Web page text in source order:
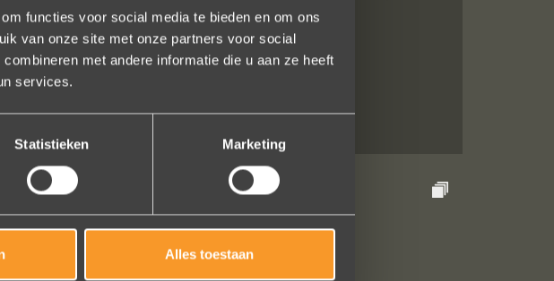
functies voor social media te bieden en om ons
van onze site met onze partners voor social
met andere informatie die u aan ze heeft
services.
Statistieken Marketing
Alles toestaan
voelde helemaal goed. Jouw ontwerpen
haalbaar.